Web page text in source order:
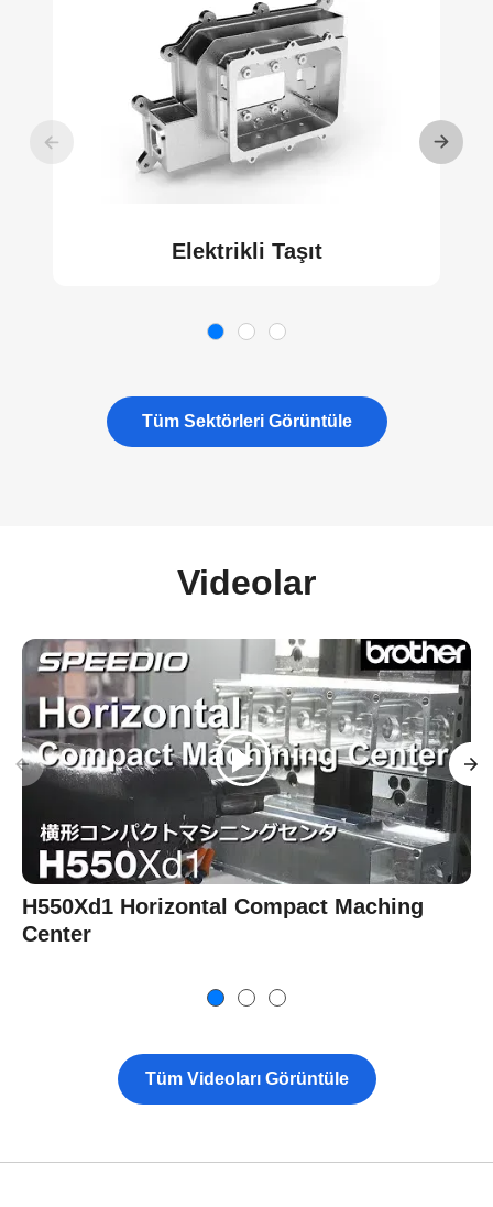
Elektrikli Taşıt
Tüm Sektörleri Görüntüle
Videolar
H550Xd1 Horizontal Compact Maching
Center
Tüm Videoları Görüntüle